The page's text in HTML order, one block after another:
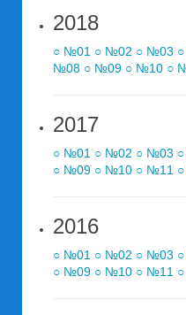
2018
○ №01 ○ №02 ○ №03
№08 ○ №09 ○ №10 ○
2017
○ №01 ○ №02 ○ №03
○ №09 ○ №10 ○ №11
2016
○ №01 ○ №02 ○ №03
○ №09 ○ №10 ○ №11